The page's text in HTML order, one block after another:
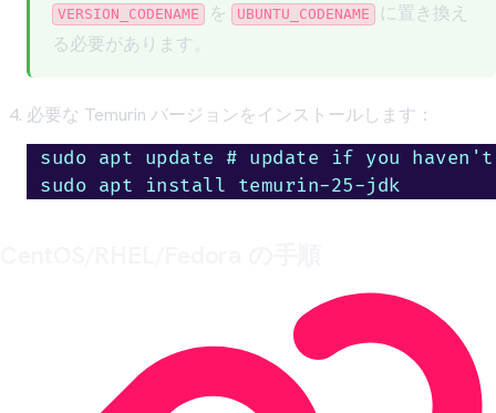
VERSION_CODENAME を UBUNTU_CODENAME に置き換え
る必要があります。
必要な Temurin バージョンをインストールします：
sudo apt update # update if you
sudo apt install temurin-25-jdk